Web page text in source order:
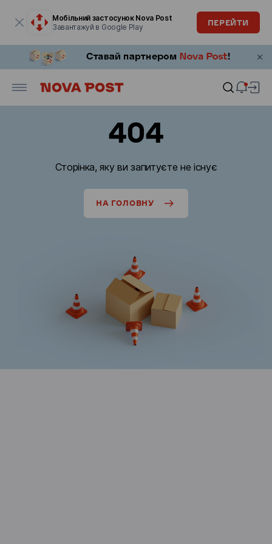
Мобільний застосунок Nova Post
Завантажуй в Google Play
ПЕРЕЙТИ
404
Сторінка, яку ви запитуєте не існує
НА ГОЛОВНУ